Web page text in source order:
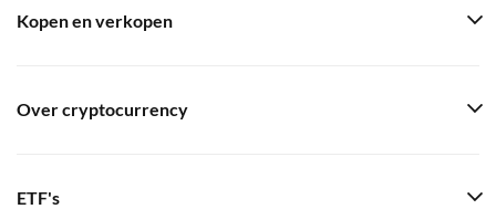
Kopen en verkopen
Over cryptocurrency
ETF's